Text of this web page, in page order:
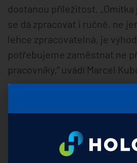
dostanou příležitost. „Omítka
se dá zpracovat i ručně, ne
lehce zpracovatelná, je
potřebujeme zaměstnat ne
pracovníky,“ uvádí Marcel
přispívají k celkové kvalitě
Pozitivem je také celková